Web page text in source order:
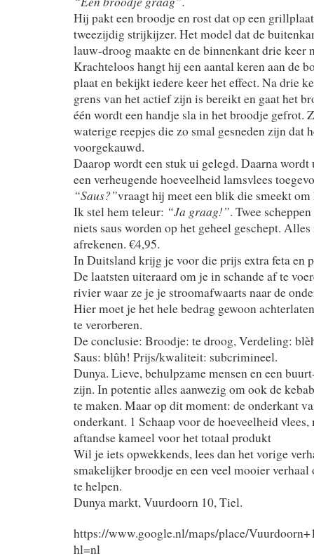
Hij pakt een broodje en rost dat op een
tweezijdig strijkijzer. Het model dat de
lauw-droog maakte en de binnenkant drie keer
Krachteloos hangt hij een aantal keren aan de
plaat en bekijkt iedere keer het effect. Na drie
grens van het actief zijn is bereikt en gaat het
één wordt een handje sla in het broodje gefrot.
waterige reepjes die zo smal gesneden zijn dat
voorgekauwd.
Daarop wordt een stuk ui gelegd. Daarna wordt
een verheugende hoeveelheid lamsvlees
“Saus?”vraagt hij meet een blik die smeekt
Ik stel hem teleur: “Ja graag!”. Twee
niets saus worden op het geheel geschept.
afrekenen. €4,95.
In Duitsland krijg je voor die prijs extra feta en
De laatsten uiteraard om je in schande af te
rivier waar ze je je stroomafwaarts naar de
Hier moet je het hele bedrag gewoon
te verorberen.
De conclusie: Broodje: te droog, Verdeling:
Saus: blûh! Prijs/kwaliteit: subcrimineel.
Dunya. Lieve, behulpzame mensen en een
zijn. In potentie alles aanwezig om ook de
te maken. Maar op dit moment: de onderkant
onderkant. 1 Schaap voor de hoeveelheid
aftandse kameel voor het totaal produkt
Wil je iets opwekkends, lees dan het vorige
smakelijker broodje en een veel mooier verhaal
te helpen.
Dunya markt, Vuurdoorn 10, Tiel.
https://www.google.nl/maps/place/
hl=nl